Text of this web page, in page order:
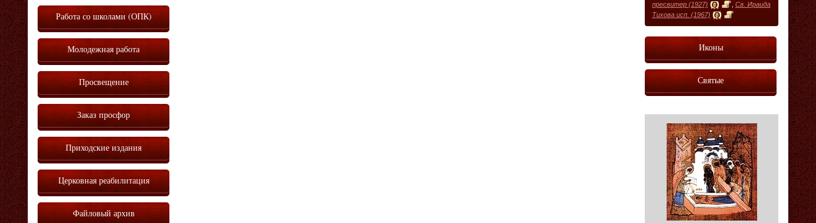
Работа со школами (ОПК)
Молодежная работа
Просвещение
Заказ просфор
Приходские издания
Церковная реабилитация
Файловый архив
пресвитер (1927)
Св. Ираида
Тихова исп. (1967)
Иконы
Святые